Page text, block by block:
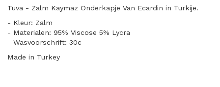
Tuva - Zalm Kaymaz Onderkapje Van Ecardin in Turkije.
- Kleur: Zalm
- Materialen: 95% Viscose 5% Lycra
- Wasvoorschrift: 30c
Made in Turkey